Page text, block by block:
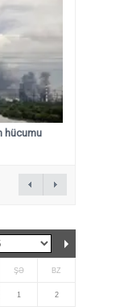
hücumu
ŞƏ BZ
1 2